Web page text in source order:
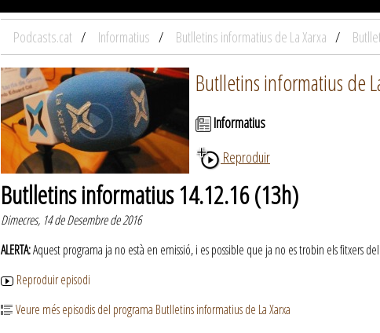
Podcasts.cat Informatius Butlletins informatius de La Xarxa
Butlletins informatius de
Informatius
Reproduir
Butlletins informatius 14.12.16 (13h)
Dimecres, 14 de Desembre de 2016
ALERTA:Aquest programa ja no està en emissió, i es possible que ja no es trobin els fitxers
Reproduir episodi
Veure més episodis del programa Butlletins informatius de La Xarxa